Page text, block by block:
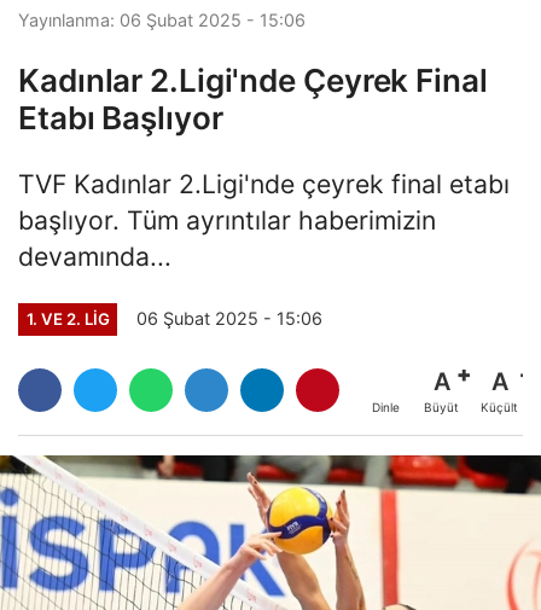
Yayınlanma: 06 Şubat 2025 - 15:06
Kadınlar 2.Ligi'nde Çeyrek Final
Etabı Başlıyor
TVF Kadınlar 2.Ligi'nde çeyrek final etabı
başlıyor. Tüm ayrıntılar haberimizin
devamında...
1. VE 2. LIG 06 Şubat 2025 - 15:06
Dinle
A
Büyüt
A
Küçült